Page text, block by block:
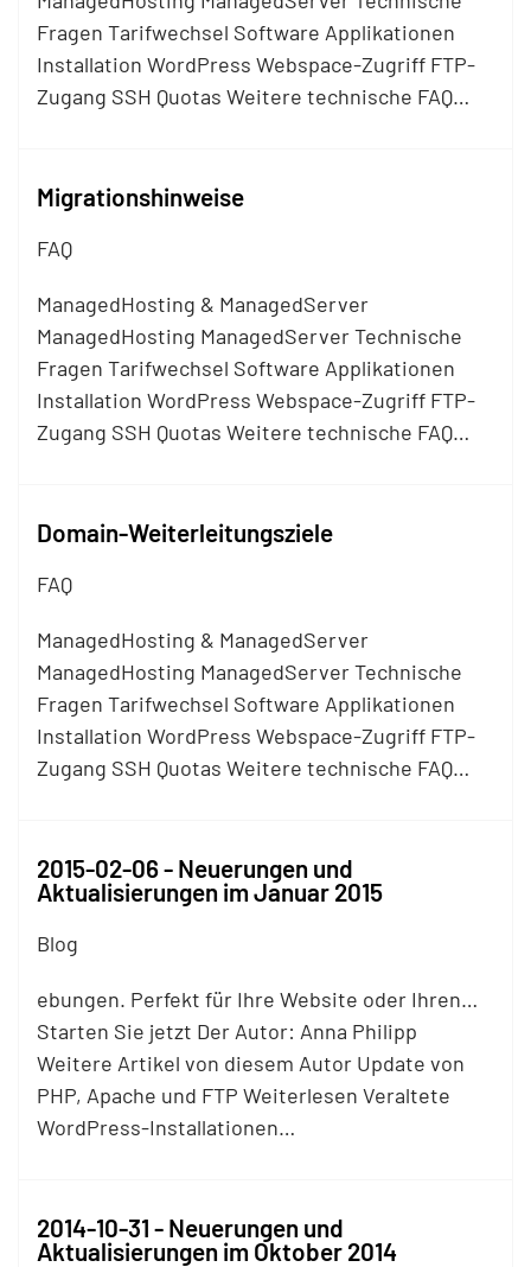
Fragen Tarifwechsel Software Applikationen
Installation WordPress Webspace-Zugriff FTP-
Zugang SSH Quotas Weitere technische FAQ…
Migrationshinweise
FAQ
ManagedHosting & ManagedServer
ManagedHosting ManagedServer Technische
Fragen Tarifwechsel Software Applikationen
Installation WordPress Webspace-Zugriff FTP-
Zugang SSH Quotas Weitere technische FAQ…
Domain-Weiterleitungsziele
FAQ
ManagedHosting & ManagedServer
ManagedHosting ManagedServer Technische
Fragen Tarifwechsel Software Applikationen
Installation WordPress Webspace-Zugriff FTP-
Zugang SSH Quotas Weitere technische FAQ…
2015-02-06 - Neuerungen und
Aktualisierungen im Januar 2015
Blog
ebungen. Perfekt für Ihre Website oder Ihren…
Starten Sie jetzt Der Autor: Anna Philipp
Weitere Artikel von diesem Autor Update von
PHP, Apache und FTP Weiterlesen Veraltete
WordPress-Installationen…
2014-10-31 - Neuerungen und
Aktualisierungen im Oktober 2014